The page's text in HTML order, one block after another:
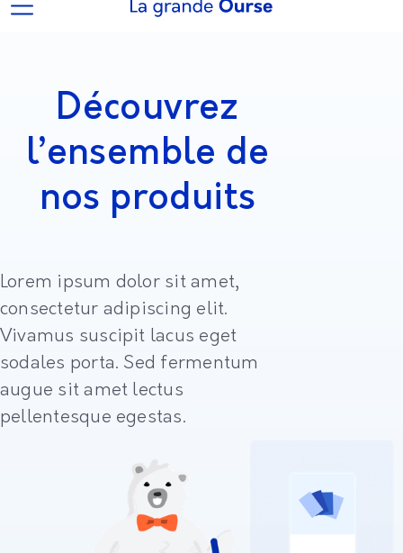
Découvrez
l’ensemble de
nos produits
Lorem ipsum dolor sit amet,
consectetur adipiscing elit.
Vivamus suscipit lacus eget
sodales porta. Sed fermentum
augue sit amet lectus
pellentesque egestas.